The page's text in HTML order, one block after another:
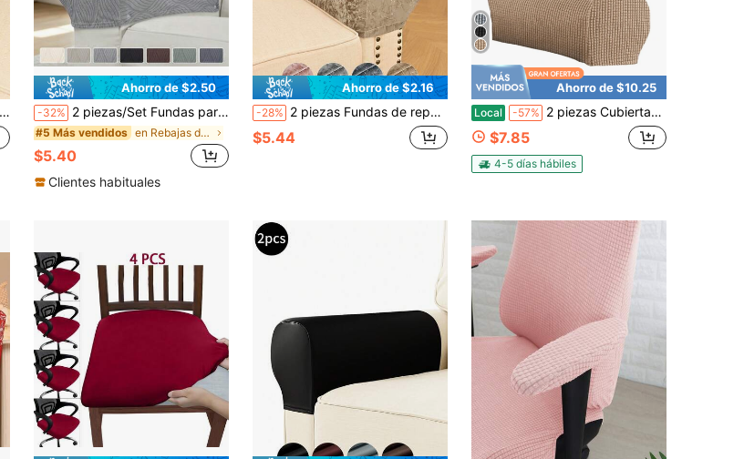
Ahorro de $2.50
-32% 2 piezas/Set Fundas para reposabrazos de sofá de unicolor con jacquard, protector de reposabrazos de sofá súper suave y elástico, a prueba de polvo, adecuado para todas las estaciones
#5 Más vendidos en Rebajas de verano Fundas para reposabrazos
$5.40
Clientes habituales
Ahorro de $2.16
-28% 2 piezas Fundas de reposabrazos de sofá de terciopelo de color champán sólido (con 4 clips incluidos), diseño minimalista clásico, protectores de reposabrazos de sofá a prueba de polvo de alta elasticidad, anti-arañazos de gato, removibles y lavables, adecuados para salas de estar, estudios, dormitorios, gris claro, gris oscuro, rosa
$5.44
Ahorro de $10.25
Local -57% 2 piezas Cubiertas elásticas para brazos de sofá, Fundas a cuadros para brazos de sofá, Cubiertas antideslizantes para reposabrazos de sillones reclinables y sillones, Fundas lavables para sillones, a prueba de mascotas, muy elásticas
$7.85
4-5 días hábiles